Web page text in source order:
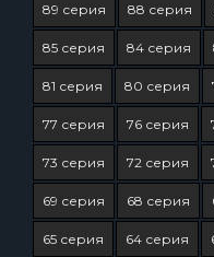
89 серия 88 серия
85 серия 84 серия
81 серия 80 серия
77 серия 76 серия
73 серия 72 серия
69 серия 68 серия
65 серия 64 серия